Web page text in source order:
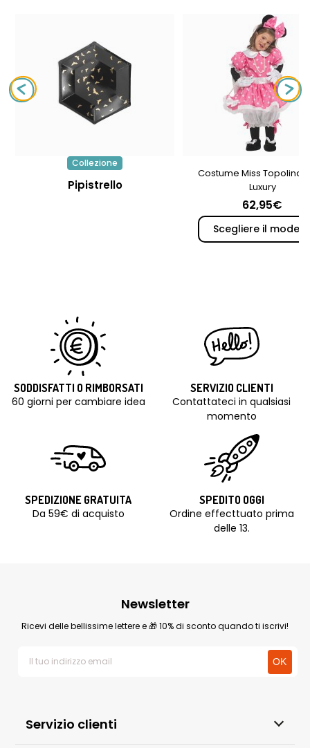
Collezione
Pipistrello
Costume Miss Topolina
Luxury
62,95€
Scegliere il
SODDISFATTI O RIMBORSATI
60 giorni per cambiare idea
SERVIZIO CLIENTI
Contattateci in qualsiasi
momento
SPEDIZIONE GRATUITA
Da 59€ di acquisto
SPEDITO OGGI
Ordine effecttuato prima
delle 13.
Servizio clienti
Newsletter
Ricevi delle bellissime lettere e 🎁 10% di sconto quando ti iscrivi!